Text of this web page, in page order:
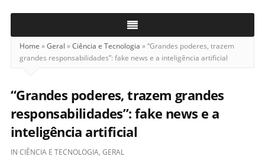
Notícias
Home »Geral »Ciência e Tecnologia »“Grandes poderes, trazem
grandes responsabilidades”: fake news e a inteligência artificial
“Grandes poderes, trazem grandes
responsabilidades”: fake news e a
inteligência artificial
IN CIÊNCIA E TECNOLOGIA, GERAL